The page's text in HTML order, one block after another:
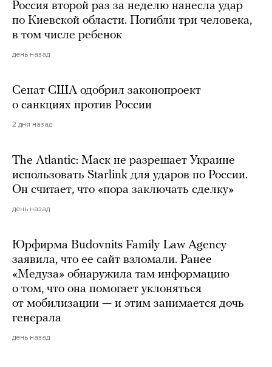
Россия второй раз за неделю нанесла удар
по Киевской области. Погибли три человека,
в том числе ребенок
день назад
Сенат США одобрил законопроект
о санкциях против России
2 дня назад
The Atlantic: Маск не разрешает Украине
использовать Starlink для ударов по России.
Он считает, что «пора заключать сделку»
день назад
Юрфирма Budovnits Family Law Agency
заявила, что ее сайт взломали. Ранее
«Медуза» обнаружила там информацию
о том, что она помогает уклоняться
от мобилизации — и этим занимается дочь
генерала
день назад